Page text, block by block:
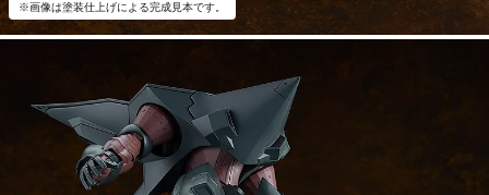
※画像は塗装仕上げによる完成見本です。